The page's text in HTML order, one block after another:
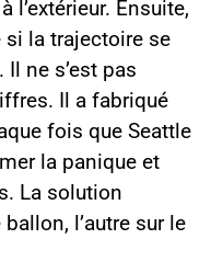
l’extérieur. Ensuite,
si la trajectoire se
ne s’est pas
Il a fabriqué
fois que Seattle
la panique et
La solution
l’autre sur le